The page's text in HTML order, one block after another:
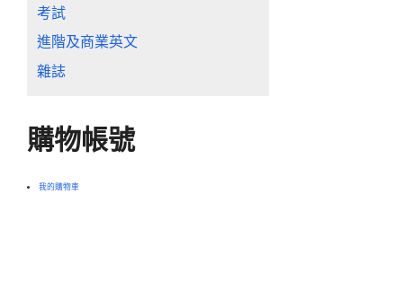
考試
進階及商業英文
雜誌
購物帳號
我的購物車